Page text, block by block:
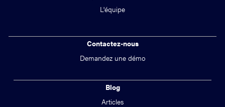
L'équipe
Contactez-nous
Demandez une démo
Blog
Articles